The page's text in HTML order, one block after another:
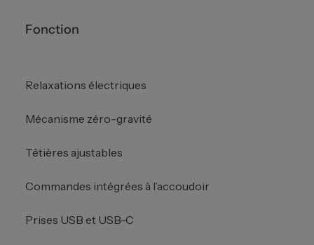
Fonction
Relaxations électriques
Mécanisme zéro-gravité
Têtières ajustables
Commandes intégrées à l’accoudoir
Prises USB et USB-C